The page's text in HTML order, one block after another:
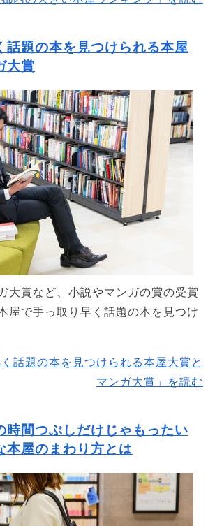
話題の本を見つけられる本屋
大賞
大賞など、小説やマンガの賞の受賞
屋で手っ取り早く話題の本を見つけ
く話題の本を見つけられる本屋大賞と
マンガ大賞」を読む
時間つぶしだけじゃもったい
本屋のまわり方とは